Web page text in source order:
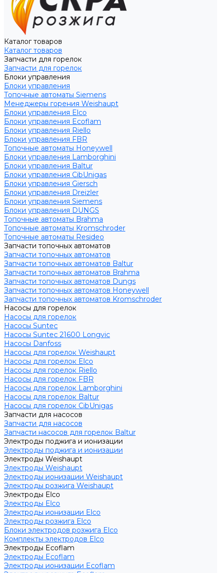
Каталог товаров
Каталог товаров
Запчасти для горелок
Запчасти для горелок
Блоки управления
Блоки управления
Топочные автоматы Siemens
Менеджеры горения Weishaupt
Блоки управления Elco
Блоки управления Ecoflam
Блоки управления Riello
Блоки управления FBR
Топочные автоматы Honeywell
Блоки управления Lamborghini
Блоки управления Baltur
Блоки управления CibUnigas
Блоки управления Giersch
Блоки управления Dreizler
Блоки управления Siemens
Блоки управления DUNGS
Топочные автоматы Brahma
Топочные автоматы Kromschroder
Топочные автоматы Resideo
Запчасти топочных автоматов
Запчасти топочных автоматов
Запчасти топочных автоматов Baltur
Запчасти топочных автоматов Brahma
Запчасти топочных автоматов Dungs
Запчасти топочных автоматов Honeywell
Запчасти топочных автоматов Kromschroder
Насосы для горелок
Насосы для горелок
Насосы Suntec
Насосы Suntec 21600 Longvic
Насосы Danfoss
Насосы для горелок Weishaupt
Насосы для горелок Elco
Насосы для горелок Riello
Насосы для горелок FBR
Насосы для горелок Lamborghini
Насосы для горелок Baltur
Насосы для горелок CibUnigas
Запчасти для насосов
Запчасти для насосов
Запчасти насосов для горелок Baltur
Электроды поджига и ионизации
Электроды поджига и ионизации
Электроды Weishaupt
Электроды Weishaupt
Электроды ионизации Weishaupt
Электроды розжига Weishaupt
Электроды Elco
Электроды Elco
Электроды ионизации Elco
Электроды розжига Elco
Блоки электродов розжига Elco
Комплекты электродов Elco
Электроды Ecoflam
Электроды Ecoflam
Электроды ионизации Ecoflam